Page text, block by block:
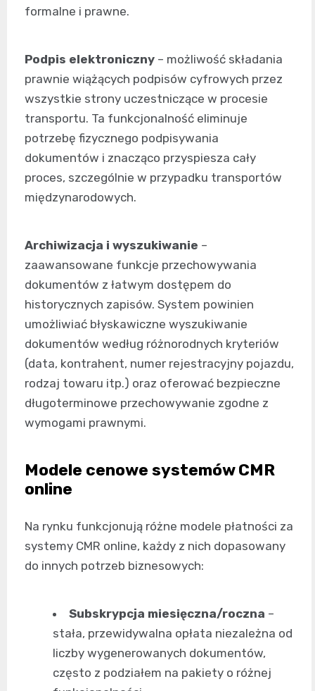
formalne i prawne.
Podpis elektroniczny – możliwość składania
prawnie wiążących podpisów cyfrowych przez
wszystkie strony uczestniczące w procesie
transportu. Ta funkcjonalność eliminuje
potrzebę fizycznego podpisywania
dokumentów i znacząco przyspiesza cały
proces, szczególnie w przypadku transportów
międzynarodowych.
Archiwizacja i wyszukiwanie –
zaawansowane funkcje przechowywania
dokumentów z łatwym dostępem do
historycznych zapisów. System powinien
umożliwiać błyskawiczne wyszukiwanie
dokumentów według różnorodnych kryteriów
(data, kontrahent, numer rejestracyjny pojazdu,
rodzaj towaru itp.) oraz oferować bezpieczne
długoterminowe przechowywanie zgodne z
wymogami prawnymi.
Modele cenowe systemów CMR
online
Na rynku funkcjonują różne modele płatności za
systemy CMR online, każdy z nich dopasowany
do innych potrzeb biznesowych:
Subskrypcja miesięczna/roczna –
stała, przewidywalna opłata niezależna od
liczby wygenerowanych dokumentów,
często z podziałem na pakiety o różnej